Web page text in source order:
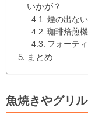
いかが？
煙の出な
珈琲焙煎
フォーテ
まとめ
魚焼きやグリ